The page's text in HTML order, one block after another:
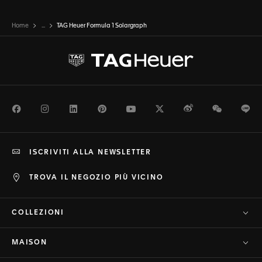
Home ... TAG Heuer Formula 1 Solargraph
FacebookInstagramLinkedInPinterestYoutubeTwitterWeiboWeChat
TROVA IL NEGOZIO PIÙ VICINO
ISCRIVITI ALLA NEWSLETTER
COLLEZIONI
MAISON